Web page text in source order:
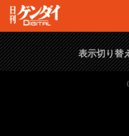
表示切り替